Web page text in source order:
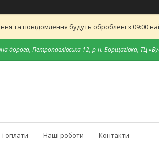
та повідомлення будуть оброблені з 09:00
дорога, Петропавлівська 12, р-н. Борщагівка, ТЦ
оплати Наші роботи Контакти